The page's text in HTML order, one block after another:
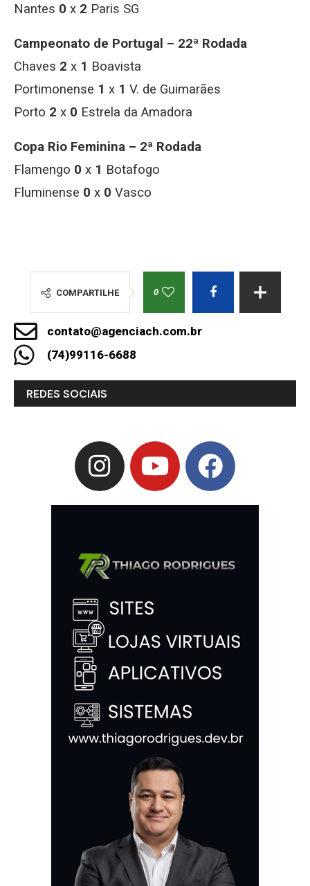
Nantes 0 x 2 Paris SG
Campeonato de Portugal – 22ª Rodada
Chaves 2 x 1 Boavista
Portimonense 1 x 1 V. de Guimarães
Porto 2 x 0 Estrela da Amadora
Copa Rio Feminina – 2ª Rodada
Flamengo 0 x 1 Botafogo
Fluminense 0 x 0 Vasco
COMPARTILHE 0
contato@agenciach.com.br
(74)99116-6688
REDES SOCIAIS